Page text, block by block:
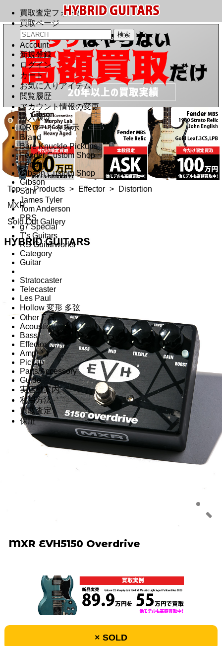
買取査定フォーム
買取ページ
Account
新規登録
ログイン
カート
お気に入りアイテム
閲覧履歴
アカウント情報の変更
購入履歴
QRコードを表示
Brand
Bare Knuckle Pickups
Fender Custom Shop
Fender
Gibson Custom Shop
Gibson
Suhr
James Tyler
Tom Anderson
PRS
g7 Special
T's Guitars
RS Guitarworks
Category
Guitar
Stratocaster
Telecaster
Les Paul
Hollow 変形 多弦
Other E.G.
Acoustic
Bass
Effector
Amp
Pickup
Parts/Accessory
Guide
実店舗案内
利用方法
買取査定
保証
Top > Products > Effector >
Distortion
MXR
Sold Out Gallery
MXR EVH5150 Overdrive
× SOLD